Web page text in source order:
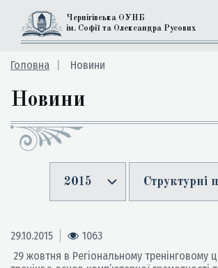
Чернігівська ОУНБ
ім. Софії та Олександра Русових
Головна Новини
Новини
2015 Структурні
29.10.2015
1063
29 жовтня в Регіональному тренінговому